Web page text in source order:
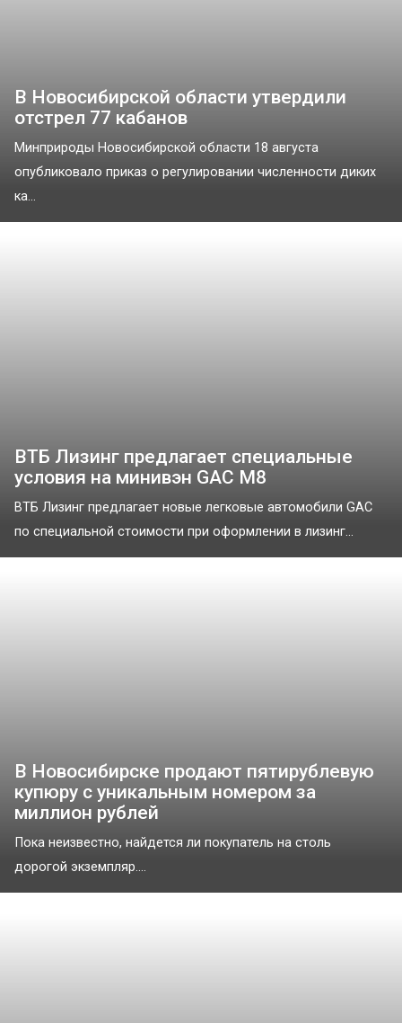
В Новосибирской области утвердили
отстрел 77 кабанов
Минприроды Новосибирской области 18 августа
опубликовало приказ о регулировании численности диких
ка...
ВТБ Лизинг предлагает специальные
условия на минивэн GAC М8
ВТБ Лизинг предлагает новые легковые автомобили GAC
по специальной стоимости при оформлении в лизинг...
В Новосибирске продают пятирублевую
купюру с уникальным номером за
миллион рублей
Пока неизвестно, найдется ли покупатель на столь
дорогой экземпляр....